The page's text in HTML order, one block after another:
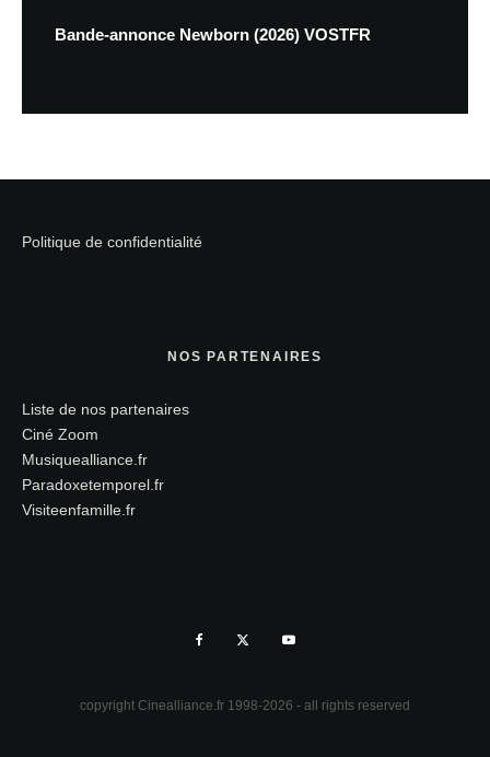
Bande-annonce Newborn (2026) VOSTFR
Politique de confidentialité
NOS PARTENAIRES
Liste de nos partenaires
Ciné Zoom
Musiquealliance.fr
Paradoxetemporel.fr
Visiteenfamille.fr
copyright Cinealliance.fr 1998-2026 - all rights reserved